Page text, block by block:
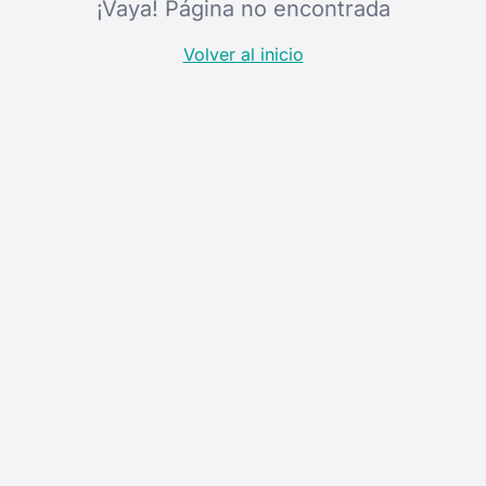
¡Vaya! Página no encontrada
Volver al inicio